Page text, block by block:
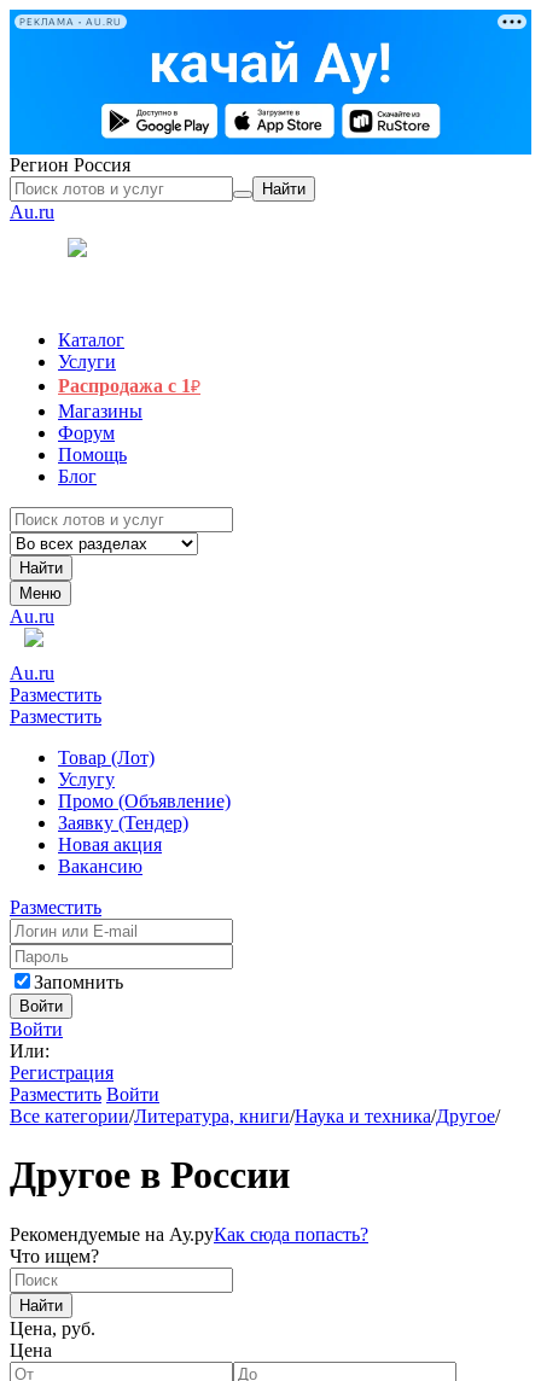
РЕКЛАМА • AU.RU
Регион Россия
Найти
Au.ru
Каталог
Услуги
Распродажа с 1₽
Магазины
Форум
Помощь
Блог
Найти
Меню
Au.ru
Au.ru
Разместить
Разместить
Товар (Лот)
Услугу
Промо (Объявление)
Заявку (Тендер)
Новая акция
Вакансию
Разместить
Запомнить
Войти
Войти
Или:
Регистрация
Разместить Войти
Все категории/Литература, книги/Наука и техника/Другое/
Другое в России
Рекомендуемые на Ау.руКак сюда попасть?
Что ищем?
Найти
Цена, руб.
Цена